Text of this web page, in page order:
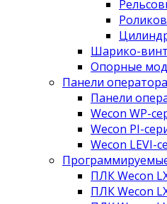
Шарико-
Опорные
Панели оператора
Панели
Wecon WP-
Wecon PI-
Wecon LEVI-
ПЛК Wecon
ПЛК Wecon